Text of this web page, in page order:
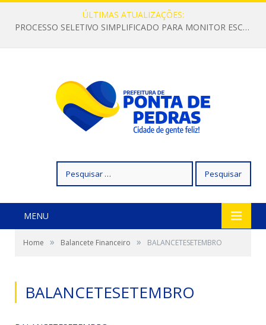
ÚLTIMAS ATUALIZAÇÕES:
PROCESSO SELETIVO SIMPLIFICADO PARA MONITOR ESCOLAR
por:
MENU
Home » Balancete Financeiro » BALANCETESETEMBRO
BALANCETESETEMBRO